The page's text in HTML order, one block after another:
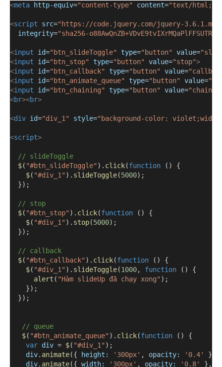
<meta http-equiv="content-type" content="text/html;
<script src="https://code.jquery.com/jquery-
integrity="sha256-
<input id="btn_slideToggle" type="button" value=
<input id="btn_stop" type="button" value="stop">
<input id="btn_callback" type="button" value=
<input id="btn_animate_queue" type="button" value=
<input id="btn_chaining" type="button" value=
<br><br>
<div id="div_1" style="background-color:
<script>
// slideToggle
$( "#btn_slideToggle" ). click(function () {
$( "#div_1" ). slideToggle(5000);
});
// stop
$( "#btn_stop" ). click(function () {
$( "#div_1" ). stop(5000);
});
// callback
$( "#btn_callback" ). click(function () {
$( "#div_1" ). slideToggle(1000, function () {
alert ( "Hàm slideUp đã chạy xong" );
});
});
// queue
$( "#btn_animate_queue" ). click(function () {
var div = $( "#div_1" );
div. animate({ height : '300px' , opacity: '0.4' },
div. animate({ width: '300px' , opacity: '0.8' },